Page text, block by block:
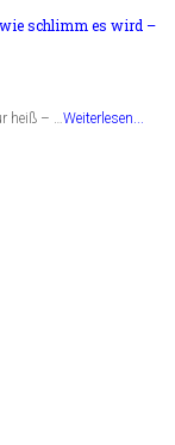
schlimm es wird –
heiß – …Weiterlesen...